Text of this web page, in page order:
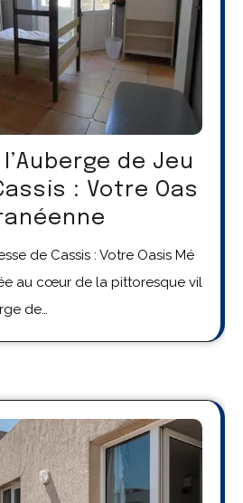
de Jeu
: Votre Oas
de Cassis : Votre Oasis Mé
au cœur de la pittoresque vil
de…